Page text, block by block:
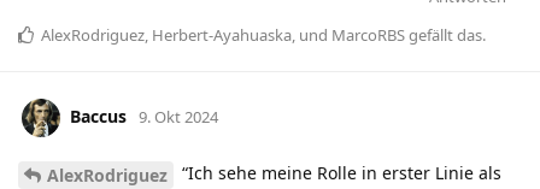
AlexRodriguez, Herbert-Ayahuaska, und MarcoRBSgefällt das.
Baccus 9. Okt 2024
AlexRodriguez
“Ich sehe meine Rolle in erster Linie als